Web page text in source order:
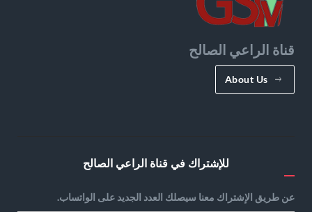
قناة الراعي الصالح
About Us
للإشتراك في قناة الراعي الصالح
عن طريق الإشتراك معنا سيصلك العدد الجديد على الواتساب.